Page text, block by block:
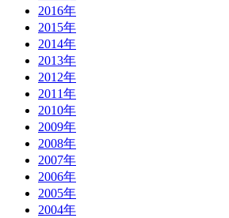
2016年
2015年
2014年
2013年
2012年
2011年
2010年
2009年
2008年
2007年
2006年
2005年
2004年